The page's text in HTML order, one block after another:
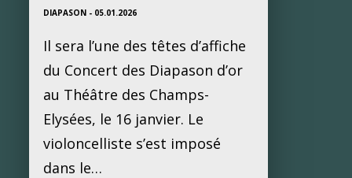
DIAPASON - 05.01.2026
Il sera l’une des têtes d’affiche
du Concert des Diapason d’or
au Théâtre des Champs-
Elysées, le 16 janvier. Le
violoncelliste s’est imposé
dans le…